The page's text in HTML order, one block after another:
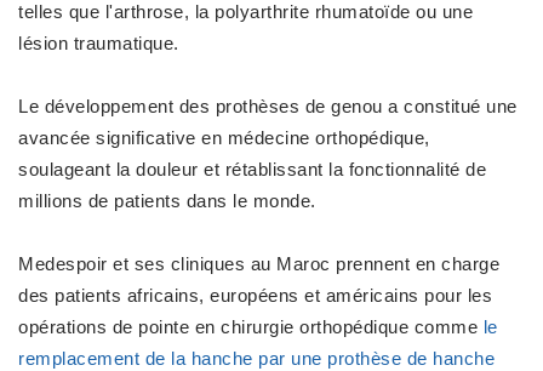
telles que l'arthrose, la polyarthrite rhumatoïde ou une
lésion traumatique.
Le développement des prothèses de genou a constitué une
avancée significative en médecine orthopédique,
soulageant la douleur et rétablissant la fonctionnalité de
millions de patients dans le monde.
Medespoir et ses cliniques au Maroc prennent en charge
des patients africains, européens et américains pour les
opérations de pointe en chirurgie orthopédique comme le
remplacement de la hanche par une prothèse de hanche